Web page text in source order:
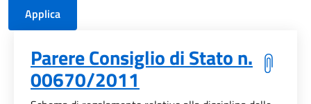
Parere Consiglio di Stato n.
00670/2011